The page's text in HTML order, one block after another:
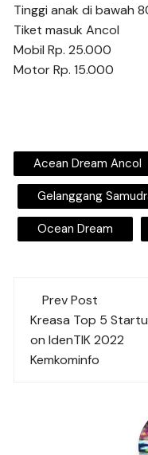
Tinggi anak di bawah
Tiket masuk Ancol
Mobil Rp. 25.000
Motor Rp. 15.000
Acean Dream Ancol
Gelanggang
Ocean Dream
Post
Prev Post
Kreasa Top 5
on IdenTIK 2022
Kemkominfo